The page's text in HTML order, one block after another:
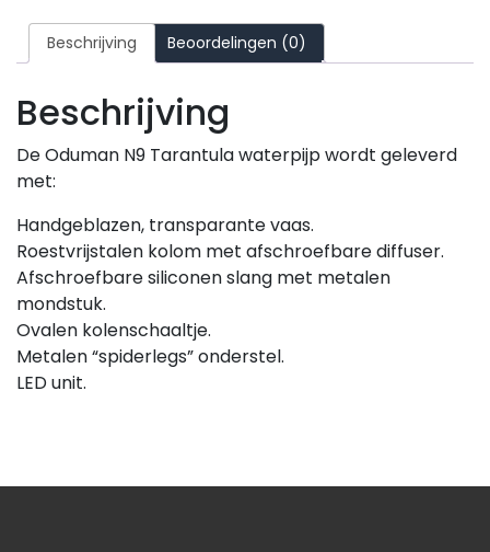
Beschrijving Beoordelingen (0)
Beschrijving
De Oduman N9 Tarantula waterpijp wordt geleverd
met:
Handgeblazen, transparante vaas.
Roestvrijstalen kolom met afschroefbare diffuser.
Afschroefbare siliconen slang met metalen
mondstuk.
Ovalen kolenschaaltje.
Metalen “spiderlegs” onderstel.
LED unit.